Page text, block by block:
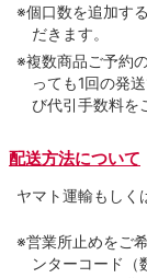
※個口数を追加す
だきます。
※複数商品ご予約
っても1回の発
び代引手数料を
配送方法について
ヤマト運輸もしく
※営業所止めをご
ンターコード（